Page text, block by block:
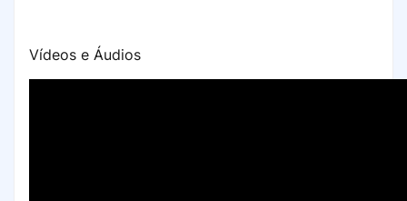
Vídeos e Áudios